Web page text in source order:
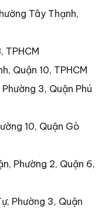
Tây Thạnh,
TPHCM
Quận 10, TPHCM
3, Quận Phú
10, Quận Gò
Phường 2, Quận 6,
Phường 3, Quận